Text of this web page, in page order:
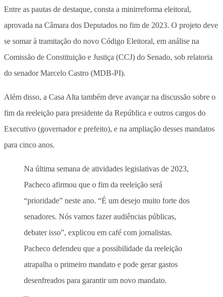
Entre as pautas de destaque, consta a minirreforma eleitoral,
aprovada na Câmara dos Deputados no fim de 2023. O projeto deve
se somar à tramitação do novo Código Eleitoral, em análise na
Comissão de Constituição e Justiça (CCJ) do Senado, sob relatoria
do senador Marcelo Castro (MDB-PI).
Além disso, a Casa Alta também deve avançar na discussão sobre o
fim da reeleição para presidente da República e outros cargos do
Executivo (governador e prefeito), e na ampliação desses mandatos
para cinco anos.
Na última semana de atividades legislativas de 2023,
Pacheco afirmou que o fim da reeleição será
“prioridade” neste ano. “É um desejo muito forte dos
senadores. Nós vamos fazer audiências públicas,
debater isso”, explicou em café com jornalistas.
Pacheco defendeu que a possibilidade da reeleição
atrapalha o primeiro mandato e pode gerar gastos
desenfreados para garantir um novo mandato.